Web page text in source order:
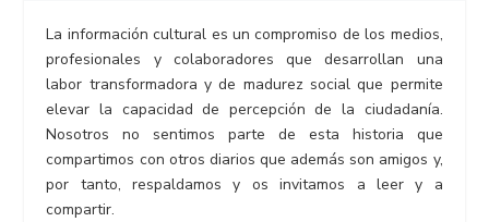
La información cultural es un compromiso de los medios,
profesionales y colaboradores que desarrollan una
labor transformadora y de madurez social que permite
elevar la capacidad de percepción de la ciudadanía.
Nosotros no sentimos parte de esta historia que
compartimos con otros diarios que además son amigos y,
por tanto, respaldamos y os invitamos a leer y a
compartir.